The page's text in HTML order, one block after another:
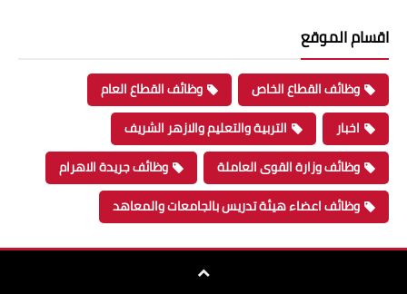
اقسام الموقع
وظائف القطاع الخاص
وظائف القطاع العام
اخبار
التربية والتعليم والازهر الشريف
وظائف وزارة القوى العاملة
وظائف جريدة الاهرام
وظائف اعضاء هيئة تدريس بالجامعات والمعاهد